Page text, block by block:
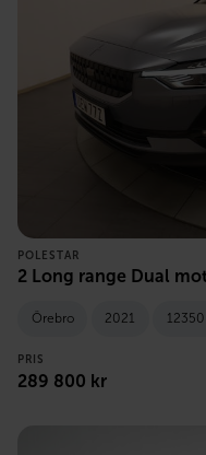
POLESTAR
2 Long range Dual
Örebro 2021
PRIS
289 800 kr